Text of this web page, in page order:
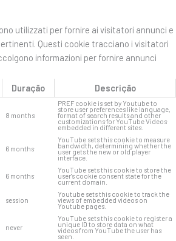
utilizzati per fornire ai visitatori annunci e
Questi cookie tracciano i visitatori
informazioni per fornire annunci
Duração Descrição
8 months
PREF cookie is set by Youtube to
store user preferences like language,
format of search results and other
customizations for YouTube Videos
embedded in different sites.
6 months
YouTube sets this cookie to measure
bandwidth, determining whether the
user gets the new or old player
interface.
6 months
YouTube sets this cookie to store the
user's cookie consent state for the
current domain.
session
Youtube sets this cookie to track the
views of embedded videos on
Youtube pages.
never
YouTube sets this cookie to register a
unique ID to store data on what
videos from YouTube the user has
seen.